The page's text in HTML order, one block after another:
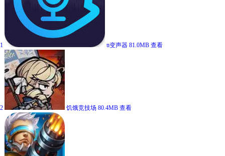
1 tt变声器 81.0MB 查看
2 饥饿竞技场 80.4MB 查看